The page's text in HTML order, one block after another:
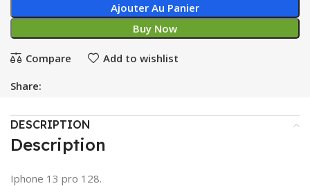
Ajouter Au Panier
Buy Now
Compare Add to wishlist
Share:
DESCRIPTION
Description
Iphone 13 pro 128.